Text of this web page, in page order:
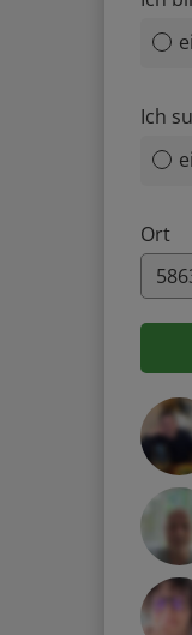
Ich
Ort